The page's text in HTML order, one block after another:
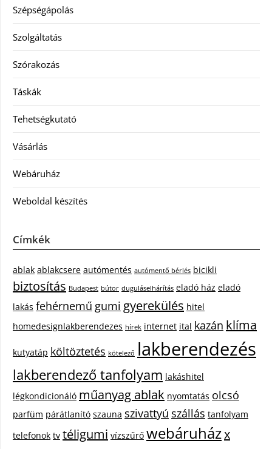
Szépségápolás
Szolgáltatás
Szórakozás
Táskák
Tehetségkutató
Vásárlás
Webáruház
Weboldal készítés
Címkék
ablak ablakcsere autómentés autómentő bérlés bicikli
biztosítás Budapest bútor duguláselhárítás eladó ház eladó
lakás fehérnemű gumi gyerekülés hitel
homedesignlakberendezes hírek internet ital kazán klíma
kutyatáp költöztetés kötelező lakberendezés
lakberendező tanfolyam lakáshitel
légkondicionáló műanyag ablak nyomtatás olcsó
parfüm párátlanító szauna szivattyú szállás tanfolyam
telefonok tv téligumi vízszűrő webáruházx